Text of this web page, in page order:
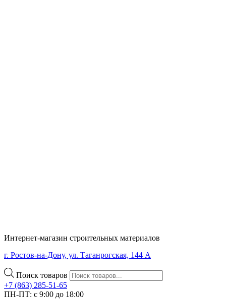
Интернет-магазин строительных материалов
г. Ростов-на-Дону, ул. Таганрогская, 144 А
Поиск товаров
+7 (863) 285-51-65
ПН-ПТ: с 9:00 до 18:00